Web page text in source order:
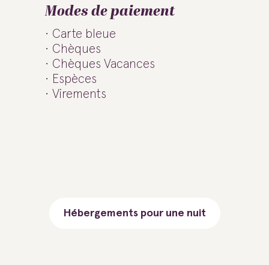
Modes de paiement
Carte bleue
Chèques
Chèques Vacances
Espèces
Virements
Hébergements pour une nuit